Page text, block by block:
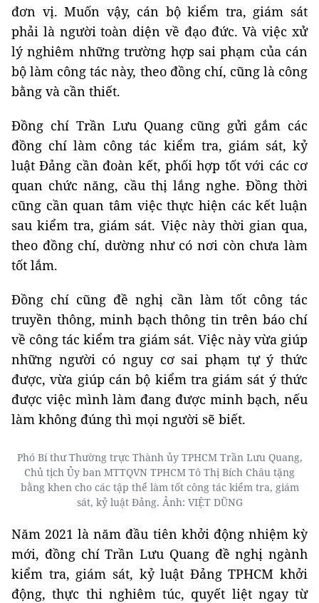
đơn vị. Muốn vậy, cán bộ kiểm tra, giám sát
phải là người toàn diện về đạo đức. Và việc xử
lý nghiêm những trường hợp sai phạm của cán
bộ làm công tác này, theo đồng chí, cũng là công
bằng và cần thiết.
Đồng chí Trần Lưu Quang cũng gửi gắm các
đồng chí làm công tác kiểm tra, giám sát, kỷ
luật Đảng cần đoàn kết, phối hợp tốt với các cơ
quan chức năng, cầu thị lắng nghe. Đồng thời
cũng cần quan tâm việc thực hiện các kết luận
sau kiểm tra, giám sát. Việc này thời gian qua,
theo đồng chí, dường như có nơi còn chưa làm
tốt lắm.
Đồng chí cũng đề nghị cần làm tốt công tác
truyền thông, minh bạch thông tin trên báo chí
về công tác kiểm tra giám sát. Việc này vừa giúp
những người có nguy cơ sai phạm tự ý thức
được, vừa giúp cán bộ kiểm tra giám sát ý thức
được việc mình làm đang được minh bạch, nếu
làm không đúng thì mọi người sẽ biết.
Phó Bí thư Thường trực Thành ủy TPHCM Trần Lưu Quang,
Chủ tịch Ủy ban MTTQVN TPHCM Tô Thị Bích Châu tặng
bằng khen cho các tập thể làm tốt công tác kiểm tra, giám
sát, kỷ luật Đảng. Ảnh: VIỆT DŨNG
Năm 2021 là năm đầu tiên khởi động nhiệm kỳ
mới, đồng chí Trần Lưu Quang đề nghị ngành
kiểm tra, giám sát, kỷ luật Đảng TPHCM khởi
động, thực thi nghiêm túc, quyết liệt ngay từ